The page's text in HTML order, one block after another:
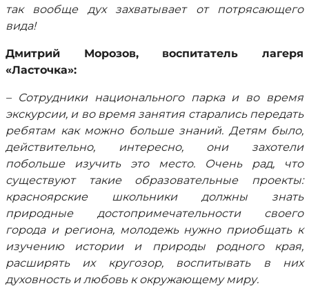
так вообще дух захватывает от потрясающего
вида!
Дмитрий Морозов, воспитатель лагеря
«Ласточка»:
– Сотрудники национального парка и во время
экскурсии, и во время занятия старались передать
ребятам как можно больше знаний. Детям было,
действительно, интересно, они захотели
побольше изучить это место. Очень рад, что
существуют такие образовательные проекты:
красноярские школьники должны знать
природные достопримечательности своего
города и региона, молодежь нужно приобщать к
изучению истории и природы родного края,
расширять их кругозор, воспитывать в них
духовность и любовь к окружающему миру.